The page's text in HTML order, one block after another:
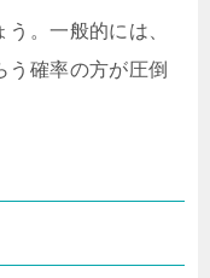
。一般的には、
う確率の方が圧倒